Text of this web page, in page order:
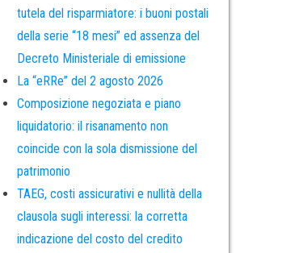
tutela del risparmiatore: i buoni postali
della serie “18 mesi” ed assenza del
Decreto Ministeriale di emissione
La “eRRe” del 2 agosto 2026
Composizione negoziata e piano
liquidatorio: il risanamento non
coincide con la sola dismissione del
patrimonio
TAEG, costi assicurativi e nullità della
clausola sugli interessi: la corretta
indicazione del costo del credito